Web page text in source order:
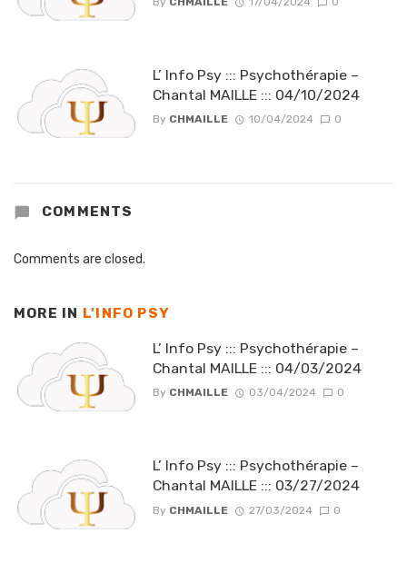
L’ Info Psy ::: Psychothérapie –
Chantal MAILLE ::: 04/10/2024
By CHMAILLE 10/04/2024 0
COMMENTS
Comments are closed.
MORE IN L'INFO PSY
L’ Info Psy ::: Psychothérapie –
Chantal MAILLE ::: 04/03/2024
By CHMAILLE 03/04/2024 0
L’ Info Psy ::: Psychothérapie –
Chantal MAILLE ::: 03/27/2024
By CHMAILLE 27/03/2024 0